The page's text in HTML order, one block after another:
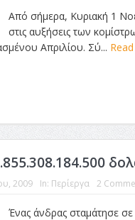
Από σήμερα, Κυριακή 1
στις αυξήσεις των
Απριλίου. Σύ...
2009 In: Περίεργα 2
Ένας άνδρας σταμάτησε σε